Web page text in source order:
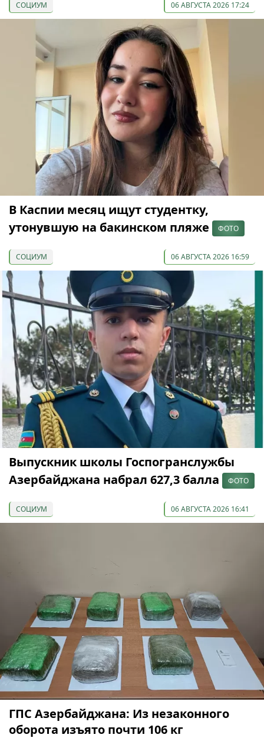
СОЦИУМ 06 АВГУСТА 2026 17:24
В Каспии месяц ищут студентку,
утонувшую на бакинском пляже
ФОТО
СОЦИУМ 06 АВГУСТА 2026 16:59
Выпускник школы Госпогранслужбы
Азербайджана набрал 627,3 балла
ФОТО
СОЦИУМ 06 АВГУСТА 2026 16:41
ГПС Азербайджана: Из незаконного
оборота изъято почти 106 кг